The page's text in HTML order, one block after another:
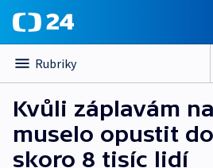
Rubriky
Kvůli záplavám
muselo opustit
skoro 8 tisíc lidí